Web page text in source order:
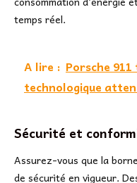
temps réel.
A lire : Porsche
technologique
Sécurité et
Assurez-vous que la
de sécurité en vigueur.